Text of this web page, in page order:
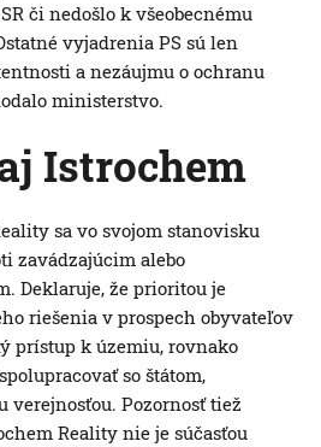
či nedošlo k všeobecnému
vyjadrenia PS sú len
a nezáujmu o ochranu
ministerstvo.
Istrochem
sa vo svojom stanovisku
zavádzajúcim alebo
Deklaruje, že prioritou je
riešenia v prospech obyvateľov
prístup k územiu, rovnako
so štátom,
verejnosťou. Pozornosť tiež
Reality nie je súčasťou